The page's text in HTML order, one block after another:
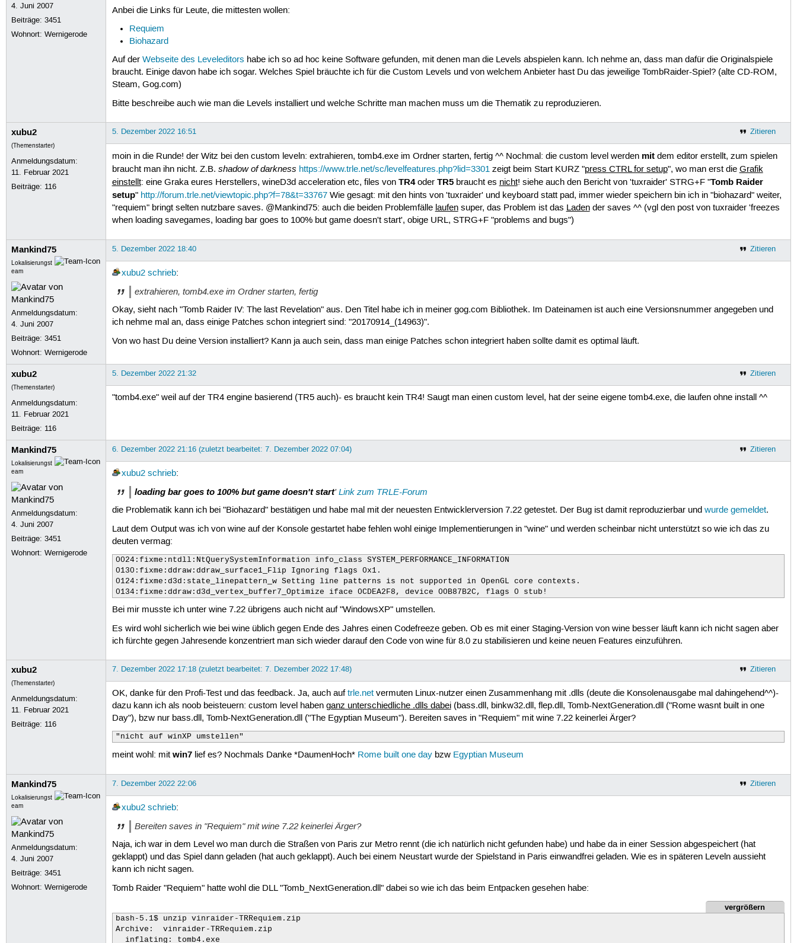
4. Juni 2007
Beiträge:3451
Wohnort: Wernigerode
Anbei die Links für Leute, die mittesten wollen:
Requiem
Biohazard
Auf der Webseite des Leveleditors habe ich so ad hoc keine Software gefunden, mit denen man die Levels abspielen kann. Ich nehme an, dass man dafür die Originalspiele
braucht. Einige davon habe ich sogar. Welches Spiel bräuchte ich für die Custom Levels und von welchem Anbieter hast Du das jeweilige TombRaider-Spiel? (alte CD-ROM,
Steam, Gog.com)
Bitte beschreibe auch wie man die Levels installiert und welche Schritte man machen muss um die Thematik zu reproduzieren.
xubu2
(Themenstarter)
Anmeldungsdatum:
11. Februar 2021
Beiträge: 116
Zitieren
5. Dezember 2022 16:51
moin in die Runde! der Witz bei den custom leveln: extrahieren, tomb4.exe im Ordner starten, fertig ^^ Nochmal: die custom level werden mitdem editor erstellt, zum spielen
braucht man ihn nicht. Z.B. shadow of darkness https://www.trle.net/sc/levelfeatures.php?lid=3301zeigt beim Start KURZ "press CTRL for setup", wo man erst die Grafik
einstellt: eine Graka eures Herstellers, wineD3d acceleration etc, files von TR4oder TR5braucht es nicht! siehe auch den Bericht von 'tuxraider' STRG+F "Tomb Raider
setup" http://forum.trle.net/viewtopic.php?f=78&t=33767Wie gesagt: mit den hints von 'tuxraider' und keyboard statt pad, immer wieder speichern bin ich in "biohazard" weiter,
"requiem" bringt selten nutzbare saves. @Mankind75: auch die beiden Problemfälle laufensuper, das Problem ist das Ladender saves ^^ (vgl den post von tuxraider 'freezes
when loading savegames, loading bar goes to 100% but game doesn't start', obige URL, STRG+F "problems and bugs")
Mankind75
Lokalisierungst
eam
Anmeldungsdatum:
4. Juni 2007
Beiträge:3451
Wohnort: Wernigerode
Zitieren
5. Dezember 2022 18:40
xubu2 schrieb:
extrahieren, tomb4.exe im Ordner starten, fertig
Okay, sieht nach "Tomb Raider IV: The last Revelation" aus. Den Titel habe ich in meiner gog.com Bibliothek. Im Dateinamen ist auch eine Versionsnummer angegeben und
ich nehme mal an, dass einige Patches schon integriert sind: "20170914_(14963)".
Von wo hast Du deine Version installiert? Kann ja auch sein, dass man einige Patches schon integriert haben sollte damit es optimal läuft.
xubu2
(Themenstarter)
Anmeldungsdatum:
11. Februar 2021
Beiträge: 116
Zitieren
5. Dezember 2022 21:32
"tomb4.exe" weil auf der TR4 engine basierend (TR5 auch)- es braucht kein TR4! Saugt man einen custom level, hat der seine eigene tomb4.exe, die laufen ohne install ^^
Mankind75
Lokalisierungst
eam
Anmeldungsdatum:
4. Juni 2007
Beiträge:3451
Wohnort: Wernigerode
Zitieren
6. Dezember 2022 21:16 (zuletzt bearbeitet: 7. Dezember 2022 07:04)
xubu2 schrieb:
loading bar goes to 100% but game doesn't start'Link zum TRLE-Forum
die Problematik kann ich bei "Biohazard" bestätigen und habe mal mit der neuesten Entwicklerversion 7.22 getestet. Der Bug ist damit reproduzierbar und wurde gemeldet.
Laut dem Output was ich von wine auf der Konsole gestartet habe fehlen wohl einige Implementierungen in "wine" und werden scheinbar nicht unterstützt so wie ich das zu
deuten vermag:
0024:fixme:ntdll:NtQuerySystemInformation info_class SYSTEM_PERFORMANCE_INFORMATION
0130:fixme:ddraw:ddraw_surface1_Flip Ignoring flags 0x1.
0124:fixme:d3d:state_linepattern_w Setting line patterns is not supported in OpenGL core contexts.
0134:fixme:ddraw:d3d_vertex_buffer7_Optimize iface 0CDEA2F8, device 00B87B2C, flags 0 stub!
Bei mir musste ich unter wine 7.22 übrigens auch nicht auf "WindowsXP" umstellen.
Es wird wohl sicherlich wie bei wine üblich gegen Ende des Jahres einen Codefreeze geben. Ob es mit einer Staging-Version von wine besser läuft kann ich nicht sagen aber
ich fürchte gegen Jahresende konzentriert man sich wieder darauf den Code von wine für 8.0 zu stabilisieren und keine neuen Features einzuführen.
xubu2
(Themenstarter)
Anmeldungsdatum:
11. Februar 2021
Beiträge: 116
Zitieren
7. Dezember 2022 17:18 (zuletzt bearbeitet: 7. Dezember 2022 17:48)
OK, danke für den Profi-Test und das feedback. Ja, auch auftrle.netvermuten Linux-nutzer einen Zusammenhang mit .dlls (deute die Konsolenausgabe mal dahingehend^^)-
dazu kann ich als noob beisteuern: custom level haben ganz unterschiedliche .dlls dabei(bass.dll, binkw32.dll, flep.dll, Tomb-NextGeneration.dll ("Rome wasnt built in one
Day"), bzw nur bass.dll, Tomb-NextGeneration.dll ("The Egyptian Museum"). Bereiten saves in "Requiem" mit wine 7.22 keinerlei Ärger?
"nicht auf winXP umstellen"
meint wohl: mit win7lief es? Nochmals Danke *DaumenHoch* Rome built one daybzw Egyptian Museum
Mankind75
Lokalisierungst
eam
Anmeldungsdatum:
4. Juni 2007
Beiträge:3451
Wohnort: Wernigerode
Zitieren
7. Dezember 2022 22:06
xubu2 schrieb:
Bereiten saves in "Requiem" mit wine 7.22 keinerlei Ärger?
Naja, ich war in dem Level wo man durch die Straßen von Paris zur Metro rennt (die ich natürlich nicht gefunden habe) und habe da in einer Session abgespeichert (hat
geklappt) und das Spiel dann geladen (hat auch geklappt). Auch bei einem Neustart wurde der Spielstand in Paris einwandfrei geladen. Wie es in späteren Leveln aussieht
kann ich nicht sagen.
Tomb Raider "Requiem" hatte wohl die DLL "Tomb_NextGeneration.dll" dabei so wie ich das beim Entpacken gesehen habe:
vergrößern
bash-5.1$ unzip vinraider-TRRequiem.zip
Archive:  vinraider-TRRequiem.zip
  inflating: tomb4.exe